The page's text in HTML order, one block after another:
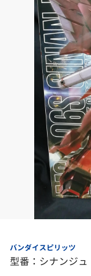
バンダイスピリッツ
型番：シナンジュ